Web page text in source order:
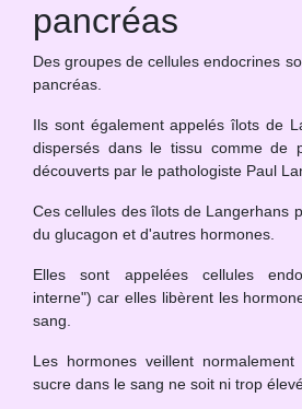
pancréas
Des groupes de cellules endocrines
pancréas.
Ils sont également appelés îlots de
dispersés dans le tissu comme de
découverts par le pathologiste Paul
Ces cellules des îlots de Langerhans
du glucagon et d'autres hormones.
Elles sont appelées cellules
interne") car elles libèrent les
sang.
Les hormones veillent
sucre dans le sang ne soit ni trop